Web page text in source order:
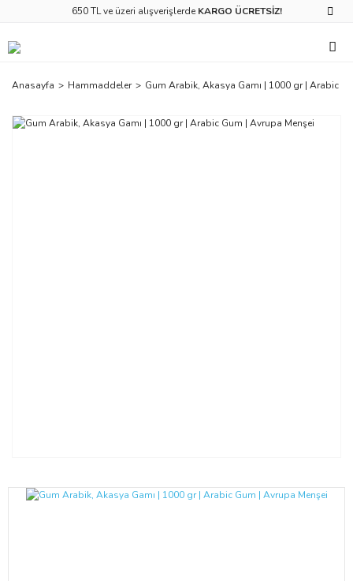
650 TL ve üzeri alışverişlerde KARGO ÜCRETSİZ!
Anasayfa Hammaddeler Gum Arabik, Akasya Gamı | 1000 gr | Arabic